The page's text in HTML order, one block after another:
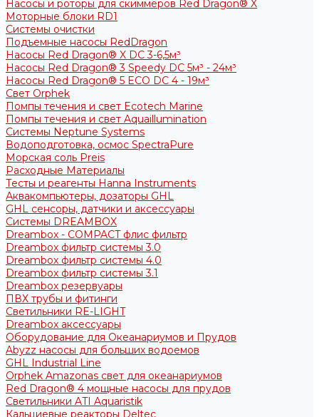
Насосы и роторы для скиммеров Red Dragon® X
Моторные блоки RD1
Системы очистки
Подъемные насосы RedDragon
Насосы Red Dragon® X DC 3-6,5м³
Насосы Red Dragon® 3 Speedy DC 5м³ - 24м³
Насосы Red Dragon® 5 ECO DC 4 - 19м³
Свет Orphek
Помпы течения и свет Ecotech Marine
Помпы течения и свет Aquaillumination
Системы Neptune Systems
Водоподготовка, осмос SpectraPure
Морская соль Preis
Расходные Материалы
Тесты и реагенты Hanna Instruments
Аквакомпьютеры, дозаторы GHL
GHL сенсоры, датчики и аксессуары
Системы DREAMBOX
Dreambox - COMPACT флис фильтр
Dreambox фильтр системы 3.0
Dreambox фильтр системы 4.0
Dreambox фильтр системы 3.1
Dreambox резервуары
ПВХ трубы и фитинги
Светильники RE-LIGHT
Dreambox аксессуары
Оборудование для Океанариумов и Прудов
Abyzz насосы для больших водоемов
GHL Industrial Line
Orphek Amazonas свет для океанариумов
Red Dragon® 4 мощные насосы для прудов
Светильники ATI Aquaristik
Кальциевые реакторы Deltec